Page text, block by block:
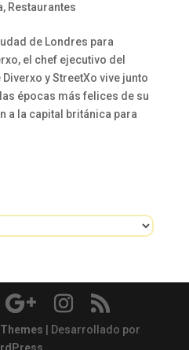
, Restaurantes
de Londres para
el chef ejecutivo del
y StreetXo vive junto
épocas más felices de su
a la capital británica para
| Desarrollado por